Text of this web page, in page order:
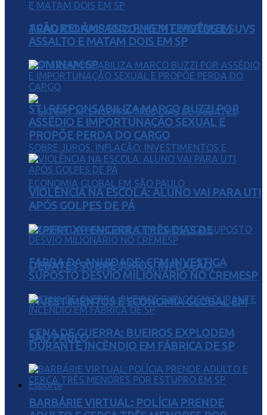
TRADICIONAIS ENCOLHEM E MOTOS E SUVS
DOMINAM SP
EXPERT XP ENCERRA TRÊS DIAS DE
DEBATES SOBRE JUROS, INFLAÇÃO,
INVESTIMENTOS E ECONOMIA GLOBAL EM
SÃO PAULO
Esporte
AÇÃO RELÂMPAGO: PMS INTERVÊM EM
ASSALTO E MATAM DOIS EM SP
STJ RESPONSABILIZA MARCO BUZZI POR
ASSÉDIO E IMPORTUNAÇÃO SEXUAL E
PROPÕE PERDA DO CARGO
VIOLÊNCIA NA ESCOLA: ALUNO VAI PARA UTI
APÓS GOLPES DE PÁ
FARRA DA ANUIDADE: CFM INVESTIGA
SUPOSTO DESVIO MILIONÁRIO NO CREMESP
CENA DE GUERRA: BUEIROS EXPLODEM
DURANTE INCÊNDIO EM FÁBRICA DE SP
BARBÁRIE VIRTUAL: POLÍCIA PRENDE